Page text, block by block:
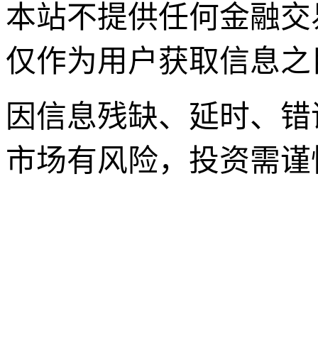
本站不提供任何金融
仅作为用户获取信息
因信息残缺、延时、
市场有风险，投资需